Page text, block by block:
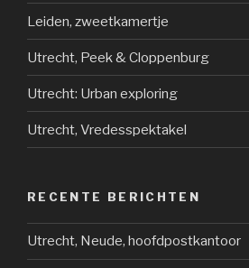
Leiden, zweetkamertje
Utrecht, Peek & Cloppenburg
Utrecht: Urban exploring
Utrecht, Vredesspektakel
RECENTE BERICHTEN
Utrecht, Neude, hoofdpostkantoor